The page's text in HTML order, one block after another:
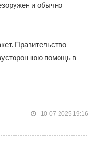
и обычно
Правительство
помощь в
10-07-2025 19:16